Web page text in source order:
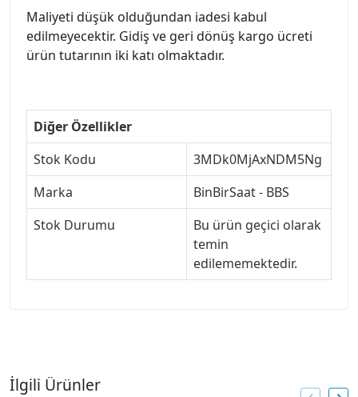
Maliyeti düşük olduğundan iadesi kabul
edilmeyecektir. Gidiş ve geri dönüş kargo ücreti
ürün tutarının iki katı olmaktadır.
Diğer Özellikler
Stok Kodu
3MDk0MjAxNDM5Ng
Marka
BinBirSaat - BBS
Stok Durumu
Bu ürün geçici olarak
temin
edilememektedir.
İlgili Ürünler